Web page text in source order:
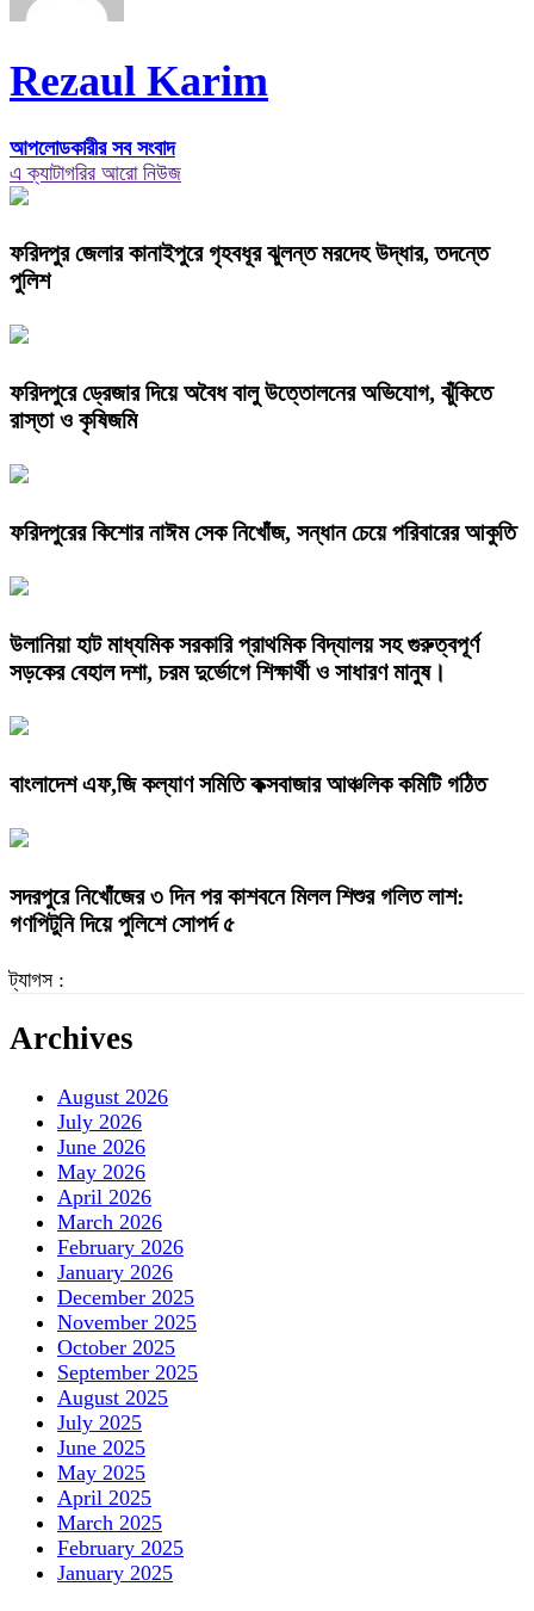
Rezaul Karim
আপলোডকারীর সব সংবাদ
এ ক্যাটাগরির আরো নিউজ
ফরিদপুর জেলার কানাইপুরে গৃহবধূর ঝুলন্ত মরদেহ উদ্ধার, তদন্তে
পুলিশ
ফরিদপুরে ড্রেজার দিয়ে অবৈধ বালু উত্তোলনের অভিযোগ, ঝুঁকিতে
রাস্তা ও কৃষিজমি
ফরিদপুরের কিশোর নাঈম সেক নিখোঁজ, সন্ধান চেয়ে পরিবারের আকুতি
উলানিয়া হাট মাধ্যমিক সরকারি প্রাথমিক বিদ্যালয় সহ গুরুত্বপূর্ণ
সড়কের বেহাল দশা, চরম দুর্ভোগে শিক্ষার্থী ও সাধারণ মানুষ।
বাংলাদেশ এফ,জি কল্যাণ সমিতি কক্সবাজার আঞ্চলিক কমিটি গঠিত
সদরপুরে নিখোঁজের ৩ দিন পর কাশবনে মিলল শিশুর গলিত লাশ:
গণপিটুনি দিয়ে পুলিশে সোপর্দ ৫
ট্যাগস :
Archives
August 2026
July 2026
June 2026
May 2026
April 2026
March 2026
February 2026
January 2026
December 2025
November 2025
October 2025
September 2025
August 2025
July 2025
June 2025
May 2025
April 2025
March 2025
February 2025
January 2025